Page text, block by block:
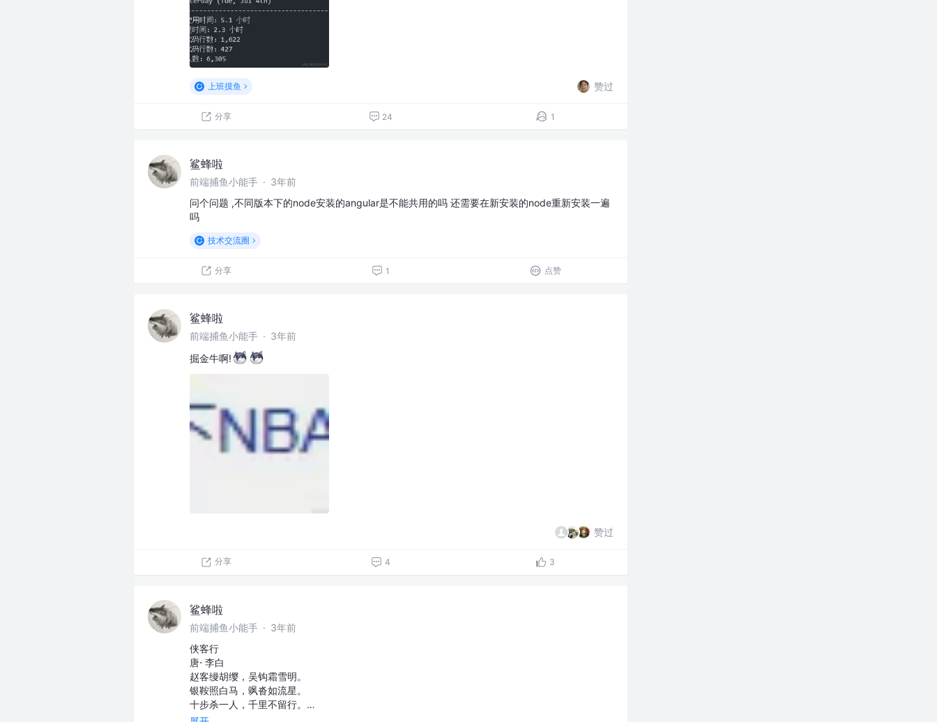
上班摸鱼 赞过
分享 24 1
鲨蜂啦
前端捕鱼小能手 · 3年前
问个问题 ,不同版本下的node安装的angular是不能共用的吗 还需要在新安装的node重新安装一遍
吗
技术交流圈
分享 1 点赞
鲨蜂啦
前端捕鱼小能手 · 3年前
掘金牛啊!
赞过
分享 4 3
鲨蜂啦
前端捕鱼小能手 · 3年前
侠客行
唐⋅ 李白
赵客缦胡缨，吴钩霜雪明。
银鞍照白马，飒沓如流星。
十步杀一人，千里不留行。…